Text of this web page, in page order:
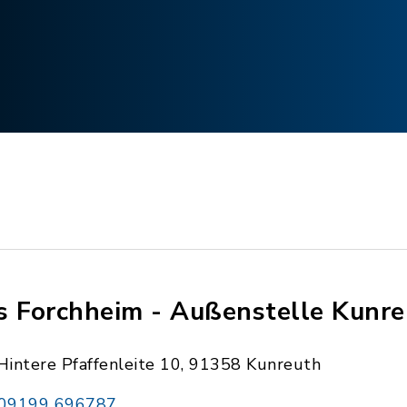
Forchheim - Außenstelle
Pfaffenleite 10, 91358 Kunreuth